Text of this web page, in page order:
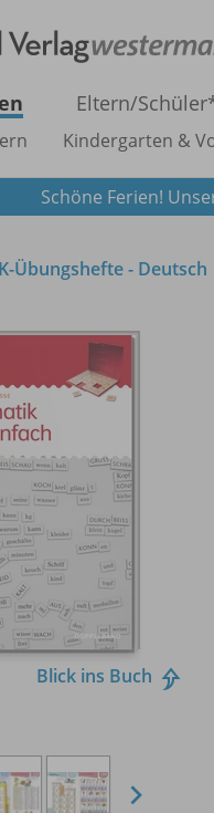
Eltern/
Kindergarten &
Schöne Ferien!
Übungshefte - Deutsch
Blick ins Buch